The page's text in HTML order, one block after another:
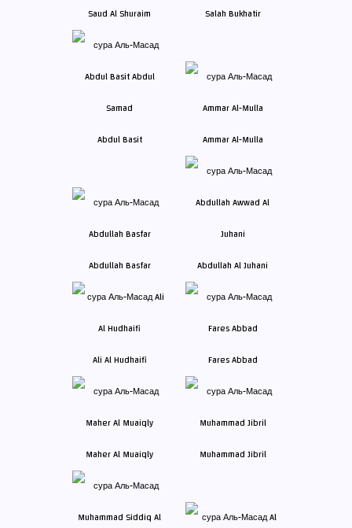
Saud Al Shuraim Salah Bukhatir
Abdul Basit Ammar Al-Mulla
Abdullah Basfar Abdullah Al Juhani
Ali Al Hudhaifi Fares Abbad
Maher Al Muaiqly Muhammad Jibril